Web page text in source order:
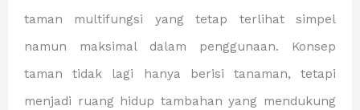
taman multifungsi yang tetap terlihat simpel
namun maksimal dalam penggunaan. Konsep
taman tidak lagi hanya berisi tanaman, tetapi
menjadi ruang hidup tambahan yang mendukung